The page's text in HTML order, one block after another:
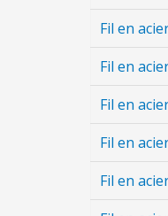
Fil en
Fil en
Fil en
Fil en
Fil en